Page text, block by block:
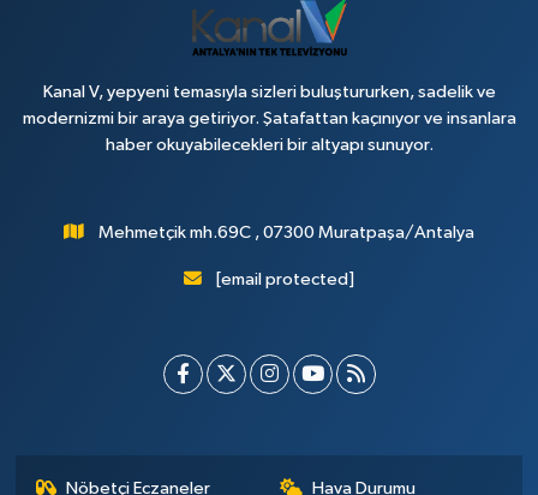
Kanal V, yepyeni temasıyla sizleri buluştururken, sadelik ve
modernizmi bir araya getiriyor. Şatafattan kaçınıyor ve insanlara
haber okuyabilecekleri bir altyapı sunuyor.
Mehmetçik mh.69C , 07300 Muratpaşa/Antalya
[email protected]
Nöbetçi Eczaneler Hava Durumu